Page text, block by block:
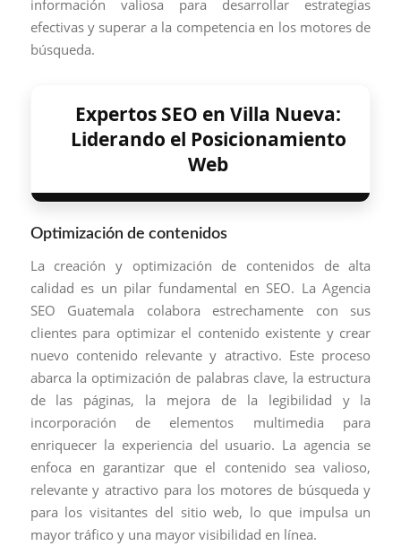
información valiosa para desarrollar estrategias
efectivas y superar a la competencia en los motores de
búsqueda.
Expertos SEO en Villa Nueva:
Liderando el Posicionamiento
Web
Optimización de contenidos
La creación y optimización de contenidos de alta
calidad es un pilar fundamental en SEO. La Agencia
SEO Guatemala colabora estrechamente con sus
clientes para optimizar el contenido existente y crear
nuevo contenido relevante y atractivo. Este proceso
abarca la optimización de palabras clave, la estructura
de las páginas, la mejora de la legibilidad y la
incorporación de elementos multimedia para
enriquecer la experiencia del usuario. La agencia se
enfoca en garantizar que el contenido sea valioso,
relevante y atractivo para los motores de búsqueda y
para los visitantes del sitio web, lo que impulsa un
mayor tráfico y una mayor visibilidad en línea.